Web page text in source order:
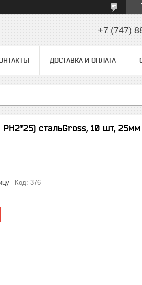
+7 (747)
ДОСТАВКА И ОПЛАТА
стальGross, 10 шт,
Код: 376